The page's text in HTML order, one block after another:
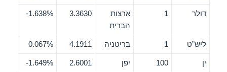
דולר 1
ארצות
הברית
3.3630
1.638%-
ליש”ט 1 בריטניה 4.1911
0.067%
ין 100 יפן 2.6001
1.649%-